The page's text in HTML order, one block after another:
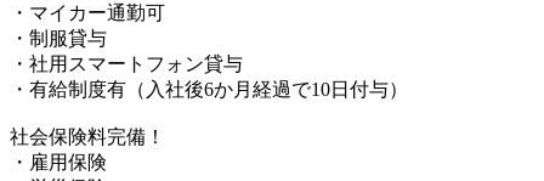
・マイカー通勤可
・制服貸与
・社用スマートフォン貸与
・有給制度有（入社後6か月経過で10日付与）
社会保険料完備！
・雇用保険